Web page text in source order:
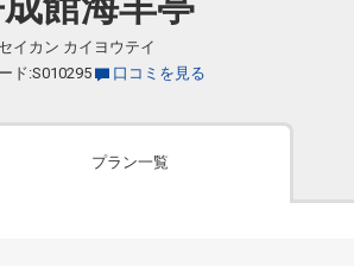
イカン カイヨウテイ
ド:S010295
口コミを見る
プラン一覧